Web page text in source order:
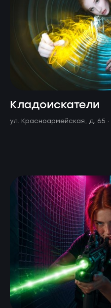
Кладоискатели
ул. Красноармейская, д. 65 ·